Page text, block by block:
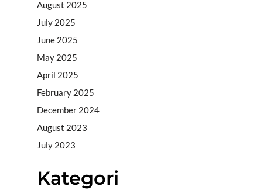
August 2025
July 2025
June 2025
May 2025
April 2025
February 2025
December 2024
August 2023
July 2023
Kategori